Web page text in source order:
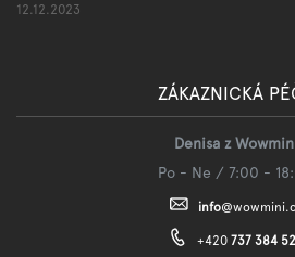
12.12.2023
ZÁKAZNICKÁ
Denisa z
Po - Ne / 7:00 -
info@
+420 737 384